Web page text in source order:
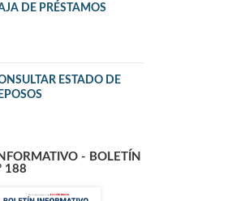
DE PRÉSTAMOS
ESTADO DE
- BOLETÍN
188